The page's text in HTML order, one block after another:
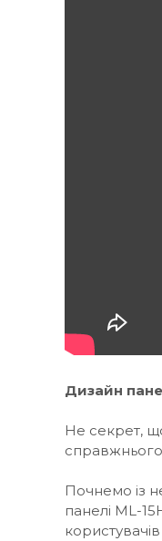
Дизайн
Не секрет,
справжнього
Почнемо із
панелі ML-